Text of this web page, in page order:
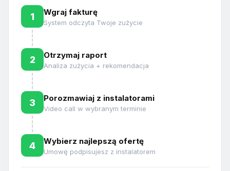
1 Wgraj fakturę
System odczyta Twoje zużycie
2 Otrzymaj raport
Analiza zużycia + rekomendacja
3 Porozmawiaj z instalatorami
Video call w wybranym terminie
4 Wybierz najlepszą ofertę
Umowę podpisujesz z instalatorem